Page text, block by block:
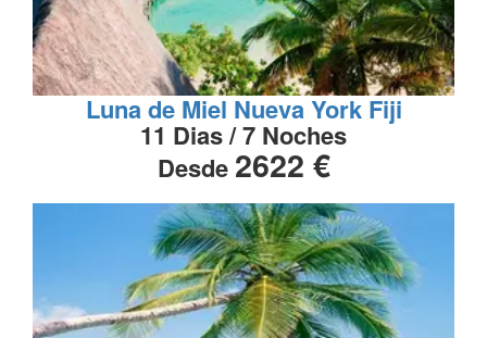
Luna de Miel Nueva York Fiji
11 Dias / 7 Noches
Desde 2622 €